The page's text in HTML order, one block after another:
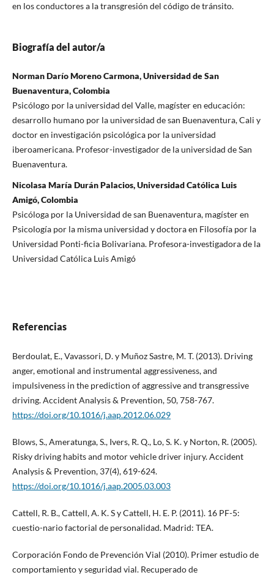
en los conductores a la transgresión del código de tránsito.
Biografía del autor/a
Norman Darío Moreno Carmona, Universidad de San
Buenaventura, Colombia
Psicólogo por la universidad del Valle, magíster en educación:
desarrollo humano por la universidad de san Buenaventura, Cali y
doctor en investigación psicológica por la universidad
iberoamericana. Profesor-investigador de la universidad de San
Buenaventura.
Nicolasa María Durán Palacios, Universidad Católica Luis
Amigó, Colombia
Psicóloga por la Universidad de san Buenaventura, magíster en
Psicología por la misma universidad y doctora en Filosofía por la
Universidad Ponti-ficia Bolivariana. Profesora-investigadora de la
Universidad Católica Luis Amigó
Referencias
Berdoulat, E., Vavassori, D. y Muñoz Sastre, M. T. (2013). Driving
anger, emotional and instrumental aggressiveness, and
impulsiveness in the prediction of aggressive and transgressive
driving. Accident Analysis & Prevention, 50, 758-767.
https://doi.org/10.1016/j.aap.2012.06.029
Blows, S., Ameratunga, S., Ivers, R. Q., Lo, S. K. y Norton, R. (2005).
Risky driving habits and motor vehicle driver injury. Accident
Analysis & Prevention, 37(4), 619-624.
https://doi.org/10.1016/j.aap.2005.03.003
Cattell, R. B., Cattell, A. K. S y Cattell, H. E. P. (2011). 16 PF-5:
cuestio-nario factorial de personalidad. Madrid: TEA.
Corporación Fondo de Prevención Vial (2010). Primer estudio de
comportamiento y seguridad vial. Recuperado de